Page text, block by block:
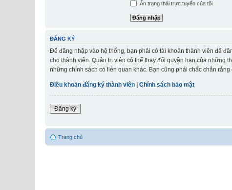
Ẩn trạng thái trực tuyến của tôi
ĐĂNG KÝ
Để đăng nhập vào hệ thống, bạn phải có tài khoản thành viên đã
cho thành viên. Quản trị viên có thể thay đổi quyền hạn của những
những chính sách có liên quan khác. Bạn cũng phải chắc chắn
Điều khoản đăng ký thành viên Chính sách bảo mật
Đăng ký
Trang chủ